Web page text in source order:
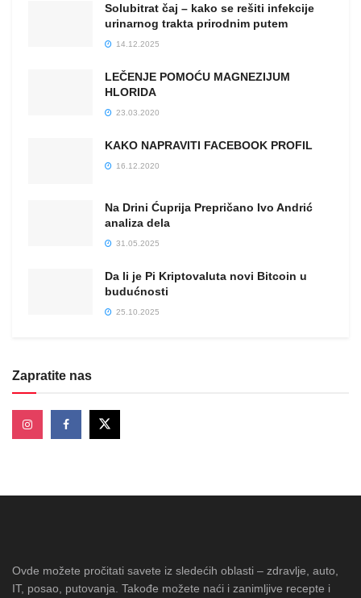
Solubitrat čaj – kako se rešiti infekcije
urinarnog trakta prirodnim putem
14.12.2025
LEČENJE POMOĆU MAGNEZIJUM
HLORIDA
23.03.2020
KAKO NAPRAVITI FACEBOOK PROFIL
16.12.2020
Na Drini Ćuprija Prepričano Ivo Andrić
analiza dela
31.05.2025
Da li je Pi Kriptovaluta novi Bitcoin u
budućnosti
25.10.2025
Zapratite nas
Ovde možete pročitati savete iz sledećih oblasti – zdravlje, auto,
IT, posao, putovanja. Takođe možete naći i zanimljive recepte i